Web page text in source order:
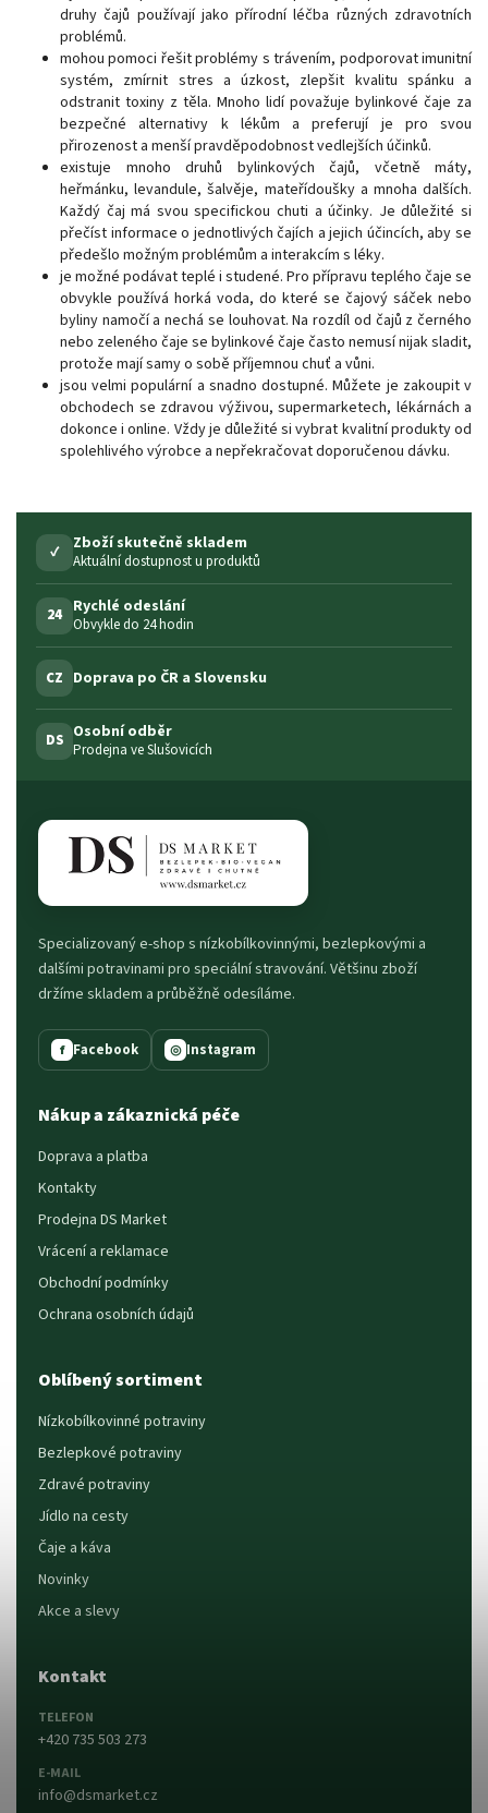
druhy čajů používají jako přírodní léčba různých zdravotních
problémů.
mohou pomoci řešit problémy s trávením, podporovat imunitní
systém, zmírnit stres a úzkost, zlepšit kvalitu spánku a
odstranit toxiny z těla. Mnoho lidí považuje bylinkové čaje za
bezpečné alternativy k lékům a preferují je pro svou
přirozenost a menší pravděpodobnost vedlejších účinků.
existuje mnoho druhů bylinkových čajů, včetně máty,
heřmánku, levandule, šalvěje, mateřídoušky a mnoha dalších.
Každý čaj má svou specifickou chuti a účinky. Je důležité si
přečíst informace o jednotlivých čajích a jejich účincích, aby se
předešlo možným problémům a interakcím s léky.
je možné podávat teplé i studené. Pro přípravu teplého čaje se
obvykle používá horká voda, do které se čajový sáček nebo
byliny namočí a nechá se louhovat. Na rozdíl od čajů z černého
nebo zeleného čaje se bylinkové čaje často nemusí nijak sladit,
protože mají samy o sobě příjemnou chuť a vůni.
jsou velmi populární a snadno dostupné. Můžete je zakoupit v
obchodech se zdravou výživou, supermarketech, lékárnách a
dokonce i online. Vždy je důležité si vybrat kvalitní produkty od
spolehlivého výrobce a nepřekračovat doporučenou dávku.
✓ Zboží skutečně skladem
Aktuální dostupnost u produktů
24 Rychlé odeslání
Obvykle do 24 hodin
CZ Doprava po ČR a Slovensku
DS Osobní odběr
Prodejna ve Slušovicích
Specializovaný e-shop s nízkobílkovinnými, bezlepkovými a
dalšími potravinami pro speciální stravování. Většinu zboží
držíme skladem a průběžně odesíláme.
f Facebook ◎ Instagram
Nákup a zákaznická péče
Doprava a platba
Kontakty
Prodejna DS Market
Vrácení a reklamace
Obchodní podmínky
Ochrana osobních údajů
Oblíbený sortiment
Nízkobílkovinné potraviny
Bezlepkové potraviny
Zdravé potraviny
Jídlo na cesty
Čaje a káva
Novinky
Akce a slevy
Kontakt
TELEFON
+420 735 503 273
E-MAIL
info@dsmarket.cz